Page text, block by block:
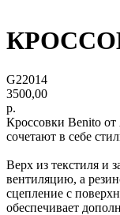
G22014
3500,00
р.
Кроссовки Benito
сочетают в себе
Верх из текстиля и
вентиляцию, а
сцепление с
обеспечивает